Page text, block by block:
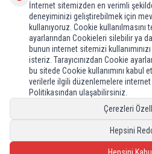
İnternet sitemizden en verimli
deneyiminizi geliştirebilmek için
kullanıyoruz. Cookie kullanılmasını
ayarlarından Cookieleri silebilir ya
bunun internet sitemizi
isteriz. Tarayıcınızdan Cookie
bu sitede Cookie kullanımını kabul
verilerle ilgili düzenlemelere
Politikasından ulaşabilirsiniz.
Çerezleri
Hepsini